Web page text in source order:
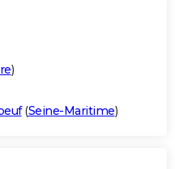
)
(Seine-Maritime)